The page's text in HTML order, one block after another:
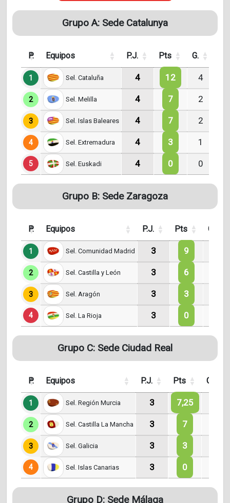
Grupo A: Sede Catalunya
P. Equipos P.J. Pts G.
1 Sel. Cataluña 4 12 4
2 Sel. Melilla 4 7 2
3 Sel. Islas Baleares 4 7 2
4 Sel. Extremadura 4 3 1
5 Sel. Euskadi 4 0 0
Grupo B: Sede Zaragoza
P. Equipos P.J. Pts G.
1 Sel. Comunidad Madrid 3 9
2 Sel. Castilla y León 3 6
3 Sel. Aragón 3 3
4 Sel. La Rioja 3 0
Grupo C: Sede Ciudad Real
P. Equipos P.J. Pts G.
1 Sel. Región Murcia 3 7,25
2 Sel. Castilla La Mancha 3 7
3 Sel. Galicia 3 3
4 Sel. Islas Canarias 3 0
Grupo D: Sede Málaga